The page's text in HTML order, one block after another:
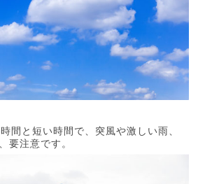
間と短い時間で、突風や激しい雨、
要注意です。